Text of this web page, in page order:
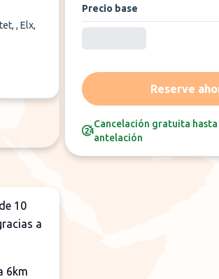
, Elx,
10
a
6km
Precio base
Reserve
Cancelación gratuita hasta
antelación